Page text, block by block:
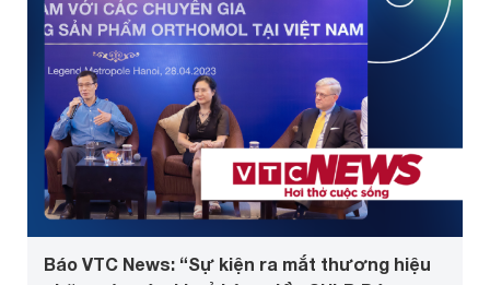
Báo VTC News: “Sự kiện ra mắt thương hiệu